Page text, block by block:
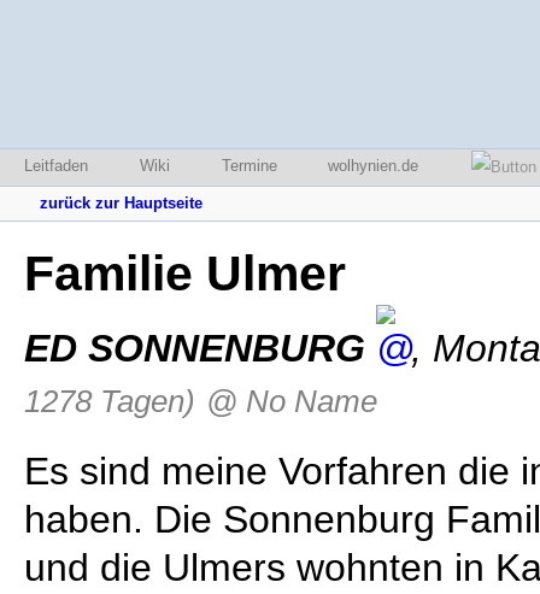
Leitfaden Wiki Termine wolhynien.de
zurück zur Hauptseite
Familie Ulmer
ED SONNENBURG ,
1278 Tagen) @ No Name
Es sind meine Vorfahren die
haben. Die Sonnenburg
und die Ulmers wohnten in